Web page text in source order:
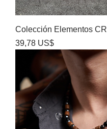
Colección Elementos CR
Precio
39,78 US$